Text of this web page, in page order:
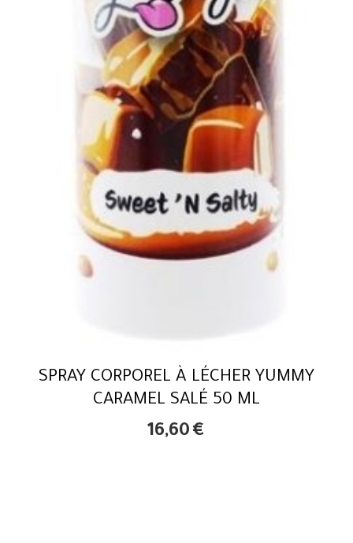
SPRAY CORPOREL À LÉCHER YUMMY
CARAMEL SALÉ 50 ML
16,60 €